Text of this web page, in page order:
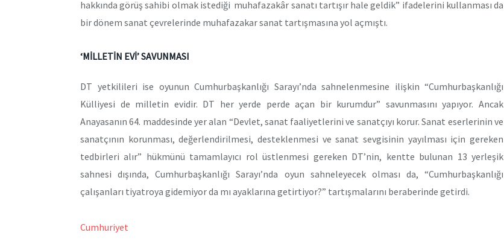
hakkında görüş sahibi olmak istediği muhafazakâr sanatı tartışır hale geldik” ifadelerini kullanması da
bir dönem sanat çevrelerinde muhafazakar sanat tartışmasına yol açmıştı.
‘MİLLETİN EVİ’ SAVUNMASI
DT yetkilileri ise oyunun Cumhurbaşkanlığı Sarayı’nda sahnelenmesine ilişkin “Cumhurbaşkanlığı
Külliyesi de milletin evidir. DT her yerde perde açan bir kurumdur” savunmasını yapıyor. Ancak
Anayasanın 64. maddesinde yer alan “Devlet, sanat faaliyetlerini ve sanatçıyı korur. Sanat eserlerinin ve
sanatçının korunması, değerlendirilmesi, desteklenmesi ve sanat sevgisinin yayılması için gereken
tedbirleri alır” hükmünü tamamlayıcı rol üstlenmesi gereken DT’nin, kentte bulunan 13 yerleşik
sahnesi dışında, Cumhurbaşkanlığı Sarayı’nda oyun sahneleyecek olması da, “Cumhurbaşkanlığı
çalışanları tiyatroya gidemiyor da mı ayaklarına getirtiyor?” tartışmalarını beraberinde getirdi.
Cumhuriyet